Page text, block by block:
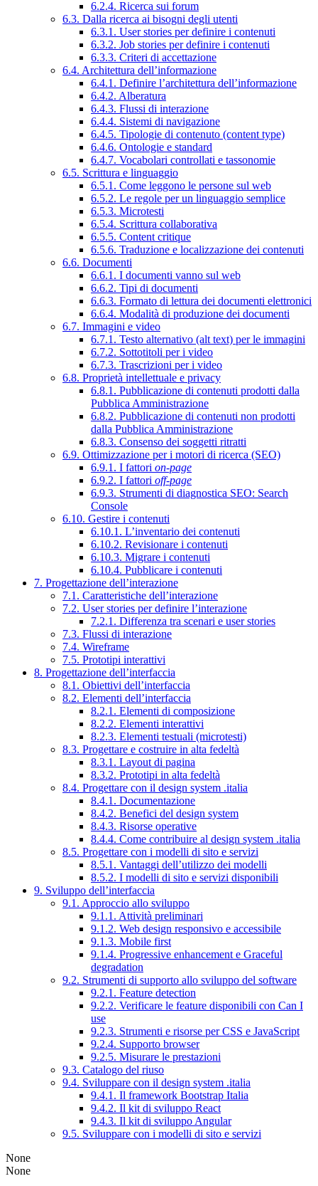
6.2.4. Ricerca sui forum
6.3. Dalla ricerca ai bisogni degli utenti
6.3.1. User stories per definire i contenuti
6.3.2. Job stories per definire i contenuti
6.3.3. Criteri di accettazione
6.4. Architettura dell’informazione
6.4.1. Definire l’architettura dell’informazione
6.4.2. Alberatura
6.4.3. Flussi di interazione
6.4.4. Sistemi di navigazione
6.4.5. Tipologie di contenuto (content type)
6.4.6. Ontologie e standard
6.4.7. Vocabolari controllati e tassonomie
6.5. Scrittura e linguaggio
6.5.1. Come leggono le persone sul web
6.5.2. Le regole per un linguaggio semplice
6.5.3. Microtesti
6.5.4. Scrittura collaborativa
6.5.5. Content critique
6.5.6. Traduzione e localizzazione dei contenuti
6.6. Documenti
6.6.1. I documenti vanno sul web
6.6.2. Tipi di documenti
6.6.3. Formato di lettura dei documenti elettronici
6.6.4. Modalità di produzione dei documenti
6.7. Immagini e video
6.7.1. Testo alternativo (alt text) per le immagini
6.7.2. Sottotitoli per i video
6.7.3. Trascrizioni per i video
6.8. Proprietà intellettuale e privacy
6.8.1. Pubblicazione di contenuti prodotti dalla
Pubblica Amministrazione
6.8.2. Pubblicazione di contenuti non prodotti
dalla Pubblica Amministrazione
6.8.3. Consenso dei soggetti ritratti
6.9. Ottimizzazione per i motori di ricerca (SEO)
6.9.1. I fattori on-page
6.9.2. I fattori off-page
6.9.3. Strumenti di diagnostica SEO: Search
Console
6.10. Gestire i contenuti
6.10.1. L’inventario dei contenuti
6.10.2. Revisionare i contenuti
6.10.3. Migrare i contenuti
6.10.4. Pubblicare i contenuti
7. Progettazione dell’interazione
7.1. Caratteristiche dell’interazione
7.2. User stories per definire l’interazione
7.2.1. Differenza tra scenari e user stories
7.3. Flussi di interazione
7.4. Wireframe
7.5. Prototipi interattivi
8. Progettazione dell’interfaccia
8.1. Obiettivi dell’interfaccia
8.2. Elementi dell’interfaccia
8.2.1. Elementi di composizione
8.2.2. Elementi interattivi
8.2.3. Elementi testuali (microtesti)
8.3. Progettare e costruire in alta fedeltà
8.3.1. Layout di pagina
8.3.2. Prototipi in alta fedeltà
8.4. Progettare con il design system .italia
8.4.1. Documentazione
8.4.2. Benefici del design system
8.4.3. Risorse operative
8.4.4. Come contribuire al design system .italia
8.5. Progettare con i modelli di sito e servizi
8.5.1. Vantaggi dell’utilizzo dei modelli
8.5.2. I modelli di sito e servizi disponibili
9. Sviluppo dell’interfaccia
9.1. Approccio allo sviluppo
9.1.1. Attività preliminari
9.1.2. Web design responsivo e accessibile
9.1.3. Mobile first
9.1.4. Progressive enhancement e Graceful
degradation
9.2. Strumenti di supporto allo sviluppo del software
9.2.1. Feature detection
9.2.2. Verificare le feature disponibili con Can I
use
9.2.3. Strumenti e risorse per CSS e JavaScript
9.2.4. Supporto browser
9.2.5. Misurare le prestazioni
9.3. Catalogo del riuso
9.4. Sviluppare con il design system .italia
9.4.1. Il framework Bootstrap Italia
9.4.2. Il kit di sviluppo React
9.4.3. Il kit di sviluppo Angular
9.5. Sviluppare con i modelli di sito e servizi
None
None